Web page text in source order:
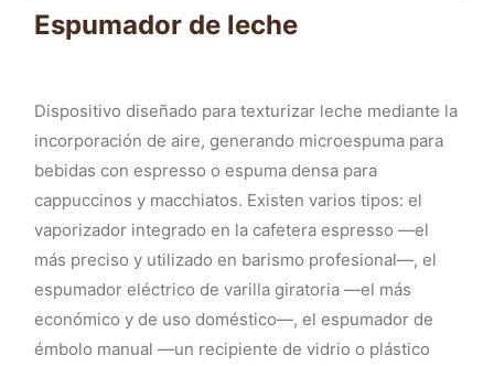
Espumador de leche
Dispositivo diseñado para texturizar leche mediante la
incorporación de aire, generando microespuma para
bebidas con espresso o espuma densa para
cappuccinos y macchiatos. Existen varios tipos: el
vaporizador integrado en la cafetera espresso —el
más preciso y utilizado en barismo profesional—, el
espumador eléctrico de varilla giratoria —el más
económico y de uso doméstico—, el espumador de
émbolo manual —un recipiente de vidrio o plástico